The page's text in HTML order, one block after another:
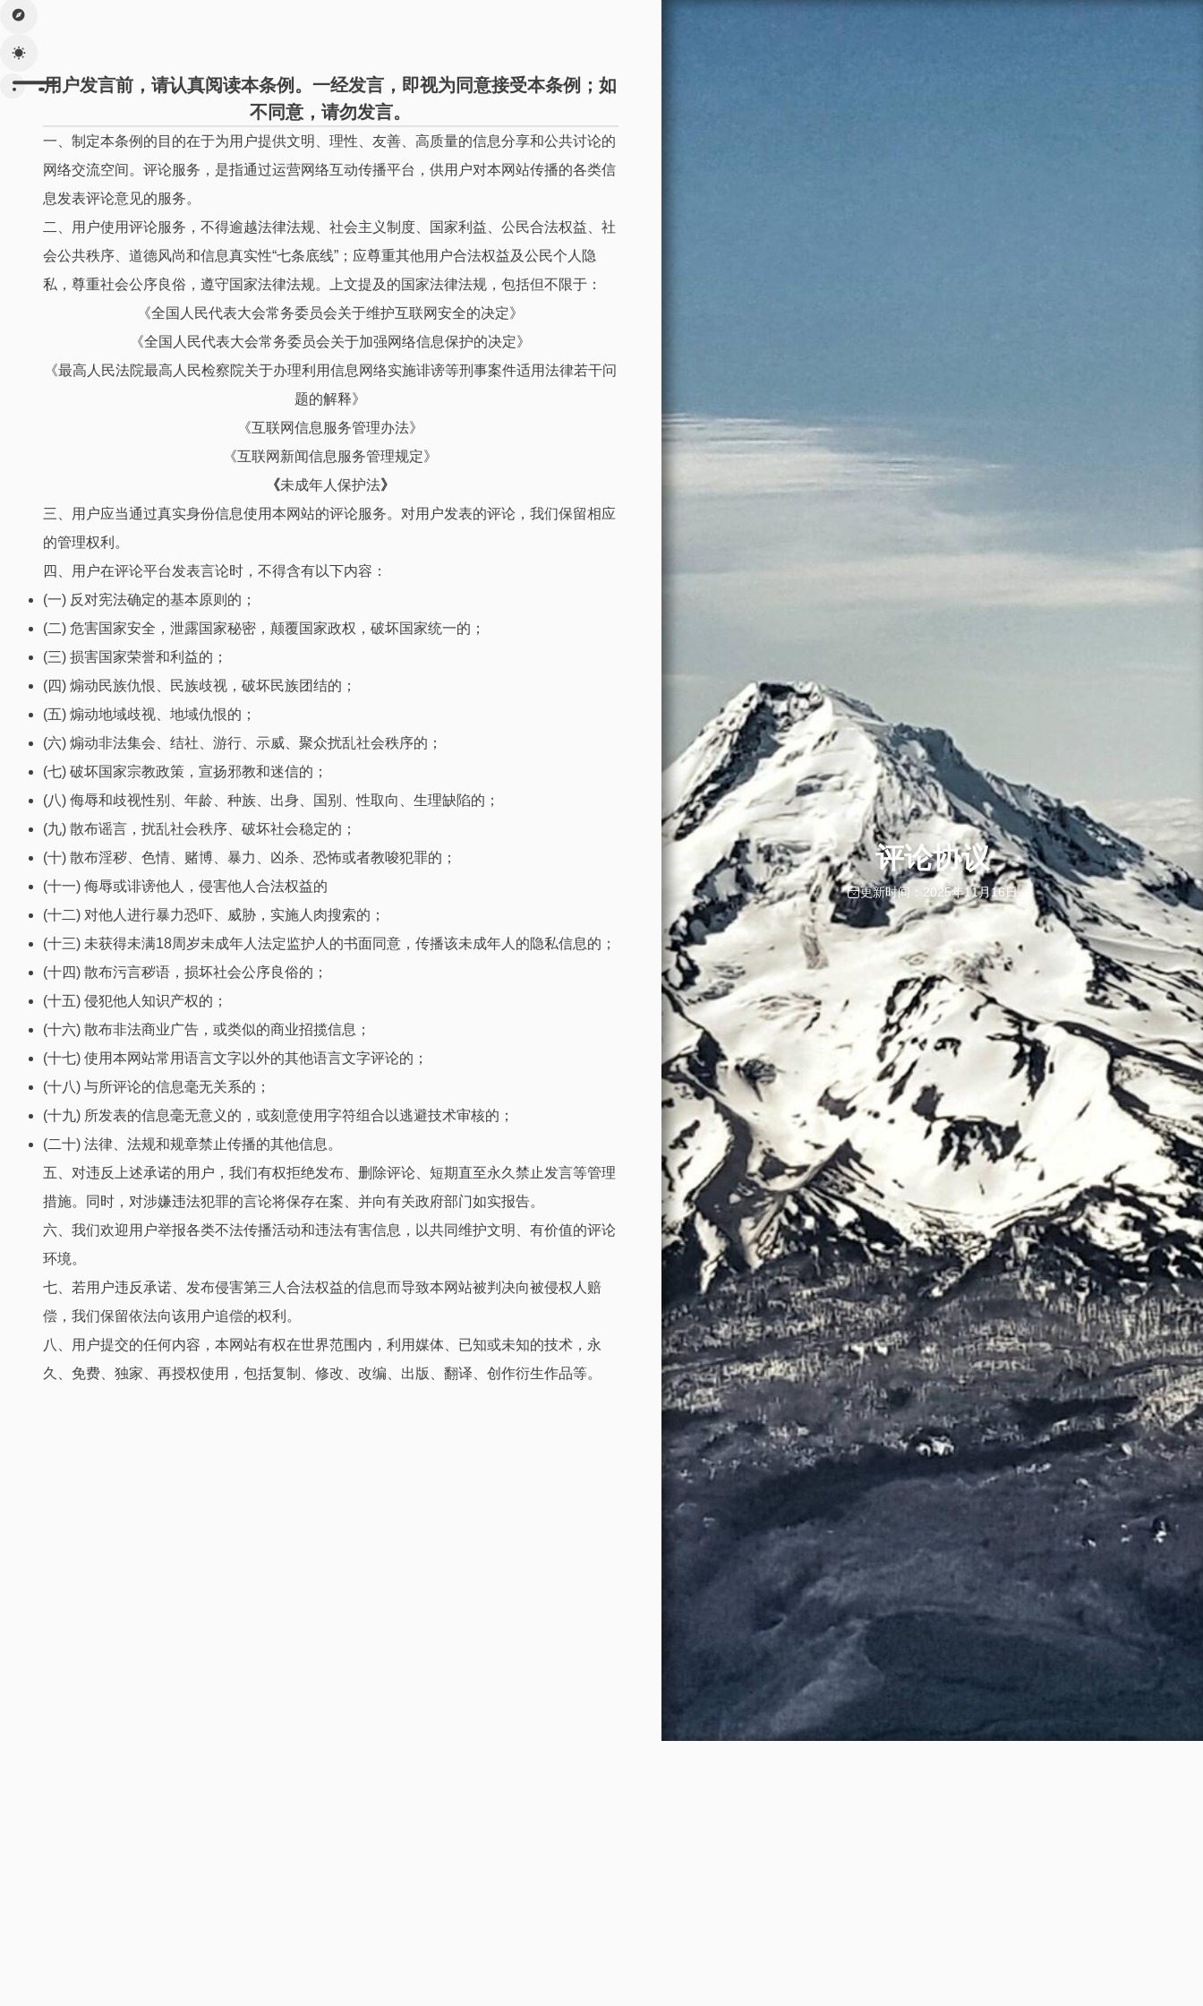
评论协议
更新时间：2025年11月16日
用户发言前，请认真阅读本条例。一经发言，即视为同意接受本条例；如
不同意，请勿发言。
一、制定本条例的目的在于为用户提供文明、理性、友善、高质量的信息分享和公共讨论的
网络交流空间。评论服务，是指通过运营网络互动传播平台，供用户对本网站传播的各类信
息发表评论意见的服务。
二、用户使用评论服务，不得逾越法律法规、社会主义制度、国家利益、公民合法权益、社
会公共秩序、道德风尚和信息真实性“七条底线”；应尊重其他用户合法权益及公民个人隐
私，尊重社会公序良俗，遵守国家法律法规。上文提及的国家法律法规，包括但不限于：
《全国人民代表大会常务委员会关于维护互联网安全的决定》
《全国人民代表大会常务委员会关于加强网络信息保护的决定》
《最高人民法院最高人民检察院关于办理利用信息网络实施诽谤等刑事案件适用法律若干问
题的解释》
《互联网信息服务管理办法》
《互联网新闻信息服务管理规定》
《未成年人保护法》
三、用户应当通过真实身份信息使用本网站的评论服务。对用户发表的评论，我们保留相应
的管理权利。
四、用户在评论平台发表言论时，不得含有以下内容：
(一) 反对宪法确定的基本原则的；
(二) 危害国家安全，泄露国家秘密，颠覆国家政权，破坏国家统一的；
(三) 损害国家荣誉和利益的；
(四) 煽动民族仇恨、民族歧视，破坏民族团结的；
(五) 煽动地域歧视、地域仇恨的；
(六) 煽动非法集会、结社、游行、示威、聚众扰乱社会秩序的；
(七) 破坏国家宗教政策，宣扬邪教和迷信的；
(八) 侮辱和歧视性别、年龄、种族、出身、国别、性取向、生理缺陷的；
(九) 散布谣言，扰乱社会秩序、破坏社会稳定的；
(十) 散布淫秽、色情、赌博、暴力、凶杀、恐怖或者教唆犯罪的；
(十一) 侮辱或诽谤他人，侵害他人合法权益的
(十二) 对他人进行暴力恐吓、威胁，实施人肉搜索的；
(十三) 未获得未满18周岁未成年人法定监护人的书面同意，传播该未成年人的隐私信息的；
(十四) 散布污言秽语，损坏社会公序良俗的；
(十五) 侵犯他人知识产权的；
(十六) 散布非法商业广告，或类似的商业招揽信息；
(十七) 使用本网站常用语言文字以外的其他语言文字评论的；
(十八) 与所评论的信息毫无关系的；
(十九) 所发表的信息毫无意义的，或刻意使用字符组合以逃避技术审核的；
(二十) 法律、法规和规章禁止传播的其他信息。
五、对违反上述承诺的用户，我们有权拒绝发布、删除评论、短期直至永久禁止发言等管理
措施。同时，对涉嫌违法犯罪的言论将保存在案、并向有关政府部门如实报告。
六、我们欢迎用户举报各类不法传播活动和违法有害信息，以共同维护文明、有价值的评论
环境。
七、若用户违反承诺、发布侵害第三人合法权益的信息而导致本网站被判决向被侵权人赔
偿，我们保留依法向该用户追偿的权利。
八、用户提交的任何内容，本网站有权在世界范围内，利用媒体、已知或未知的技术，永
久、免费、独家、再授权使用，包括复制、修改、改编、出版、翻译、创作衍生作品等。